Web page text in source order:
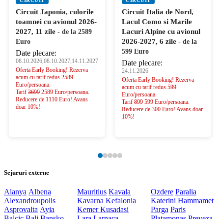
Circuit Italia de Nord,
Lacul Como si Marile
Lacuri Alpine cu avionul
2026-2027, 6 zile
599 Euro
Date plecare:
24.11.2026
Oferta Early Booking! Rezerva
acum cu tarif redus 599
Euro/persoana.
Tarif899599 Euro/persoana.
Reducere de 300 Euro! Avans doar
Circuit Coasta
Amalfitana cu avionul
2026-2027, 8 zile- de la
749 Euro
Date plecare:
24.11.2026,20.03.2027,11.06.2027
Oferta Early Booking! Rezerva
acum cu tarif redus 749
Euro/persoana.
Tarif 1099
Reducere de 350 Euro!
Avans doar 10%!
Sejururi externe
Alanya Albena
Alexandroupolis
Asprovalta Ayia
Mauritius Kavala
Kavarna Kefalonia
KemerKusadasi
Ozdere Paralia
Katerini Hammamet
Parga Paris